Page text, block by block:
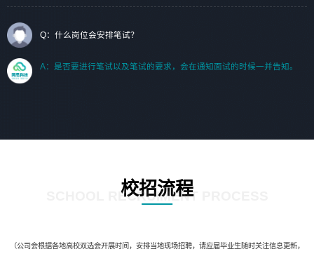
Q：什么岗位会安排笔试？
A：是否要进行笔试以及笔试的要求，会在通知面试的时候一并告知。
校招流程
SCHOOL RECRUIMENT PROCESS
（公司会根据各地高校双选会开展时间，安排当地现场招聘，请应届毕业生随时关注信息更新，